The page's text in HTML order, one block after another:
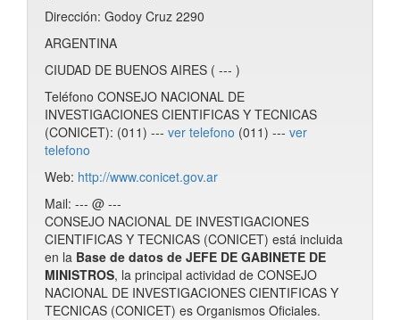
Dirección: Godoy Cruz 2290
ARGENTINA
CIUDAD DE BUENOS AIRES ( --- )
Teléfono CONSEJO NACIONAL DE
INVESTIGACIONES CIENTIFICAS Y TECNICAS
(CONICET): (011) --- ver telefono (011) --- ver
telefono
Web: http://www.conicet.gov.ar
Mail: --- @ ---
CONSEJO NACIONAL DE INVESTIGACIONES
CIENTIFICAS Y TECNICAS (CONICET) está incluida
en la Base de datos de JEFE DE GABINETE DE
MINISTROS, la principal actividad de CONSEJO
NACIONAL DE INVESTIGACIONES CIENTIFICAS Y
TECNICAS (CONICET) es Organismos Oficiales.